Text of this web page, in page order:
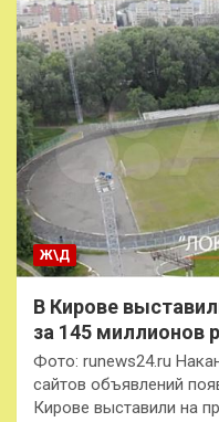
Ж\Д
В Кирове
за 145 миллионов
Фото: runews24.ru
сайтов объявлений
Кирове выставили на